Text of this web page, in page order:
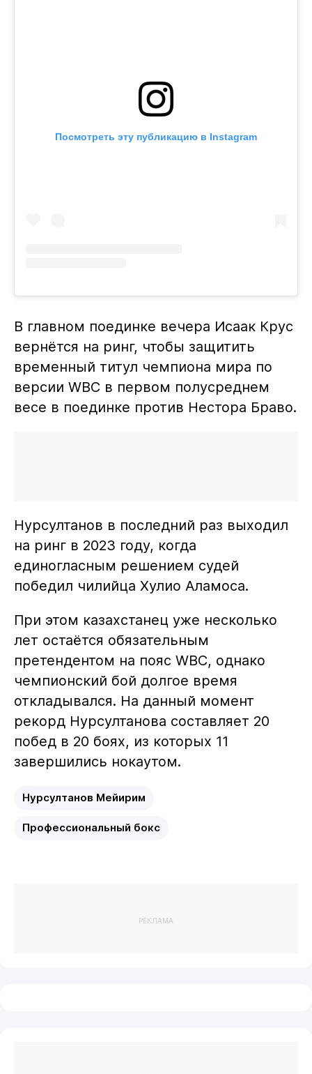
Посмотреть эту публикацию в Instagram
В главном поединке вечера Исаак Крус
вернётся на ринг, чтобы защитить
временный титул чемпиона мира по
версии WBC в первом полусреднем
весе в поединке против Нестора Браво.
Нурсултанов в последний раз выходил
на ринг в 2023 году, когда
единогласным решением судей
победил чилийца Хулио Аламоса.
При этом казахстанец уже несколько
лет остаётся обязательным
претендентом на пояс WBC, однако
чемпионский бой долгое время
откладывался. На данный момент
рекорд Нурсултанова составляет 20
побед в 20 боях, из которых 11
завершились нокаутом.
Нурсултанов Мейирим
Профессиональный бокс
РЕКЛАМА